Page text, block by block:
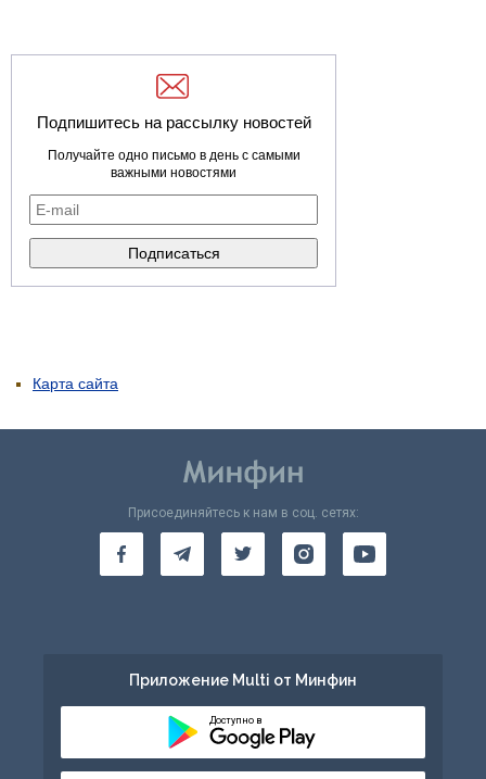
Подпишитесь на рассылку новостей
Получайте одно письмо в день с самыми
важными новостями
Карта сайта
Присоединяйтесь к нам в соц. сетях:
Приложение Multi от Минфин
Доступно в